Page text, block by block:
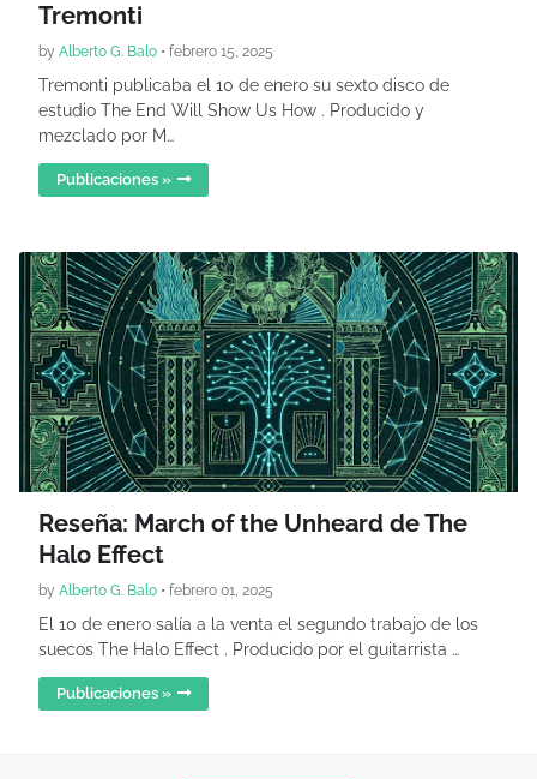
Tremonti
by Alberto G. Balo • febrero 15, 2025
Tremonti publicaba el 10 de enero su sexto disco de
estudio The End Will Show Us How . Producido y
mezclado por M…
Publicaciones »
Reseña: March of the Unheard de The
Halo Effect
by Alberto G. Balo • febrero 01, 2025
El 10 de enero salía a la venta el segundo trabajo de los
suecos The Halo Effect . Producido por el guitarrista …
Publicaciones »